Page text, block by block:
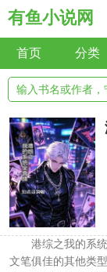
有鱼小说网
首页 分类
港综之我的系
文笔俱佳的其他类